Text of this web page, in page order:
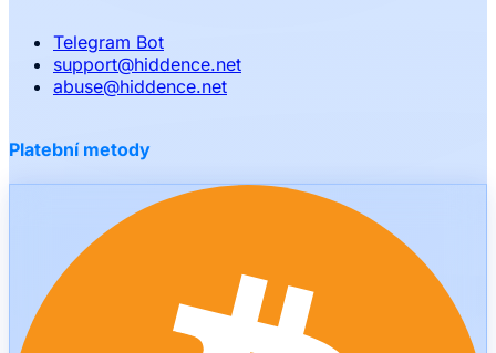
Telegram Bot
support@hiddence.net
abuse@hiddence.net
Platební metody